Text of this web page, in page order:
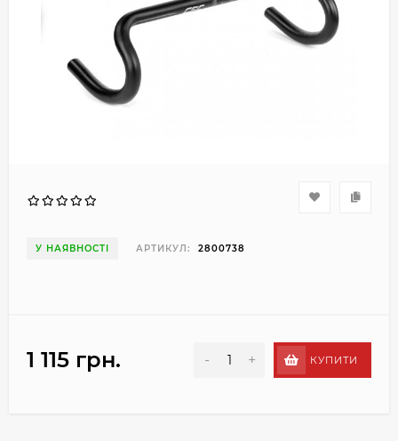
У НАЯВНОСТІ АРТИКУЛ: 2800738
1 115 грн. - + КУПИТИ